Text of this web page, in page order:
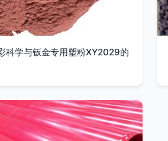
科学与钣金专用塑粉XY2029的